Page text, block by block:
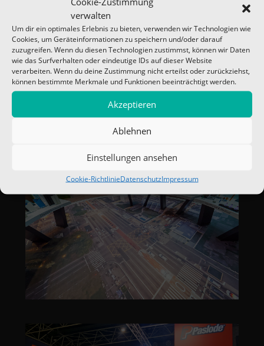
verwalten
Um dir ein optimales Erlebnis zu bieten, verwenden wir Technologien wie
Cookies, um Geräteinformationen zu speichern und/oder darauf
zuzugreifen. Wenn du diesen Technologien zustimmst, können wir Daten
wie das Surfverhalten oder eindeutige IDs auf dieser Website
verarbeiten. Wenn du deine Zustimmung nicht erteilst oder zurückziehst,
können bestimmte Merkmale und Funktionen beeinträchtigt werden.
Akzeptieren
Ablehnen
Einstellungen ansehen
Cookie-RichtlinieDatenschutzImpressum